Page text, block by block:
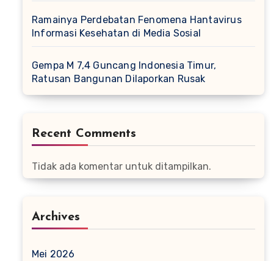
Ramainya Perdebatan Fenomena Hantavirus
Informasi Kesehatan di Media Sosial
Gempa M 7,4 Guncang Indonesia Timur,
Ratusan Bangunan Dilaporkan Rusak
Recent Comments
Tidak ada komentar untuk ditampilkan.
Archives
Mei 2026